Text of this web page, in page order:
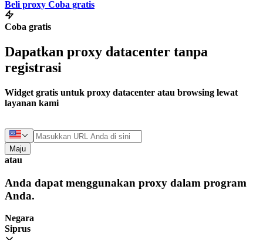
Beli proxy Coba gratis
Coba gratis
Dapatkan proxy datacenter tanpa
registrasi
Widget gratis untuk proxy datacenter atau browsing lewat
layanan kami
Maju
atau
Anda dapat menggunakan proxy dalam program
Anda.
Negara
Siprus